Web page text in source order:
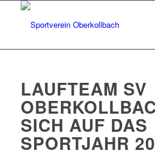
LAUFTEAM SV
SICH AUF DAS
SPORTJAHR